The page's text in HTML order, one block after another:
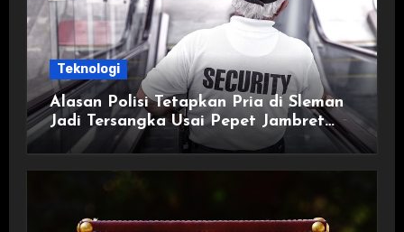
Teknologi
Alasan Polisi Tetapkan Pria di Sleman
Jadi Tersangka Usai Pepet Jambret
demi Lindungi Istri